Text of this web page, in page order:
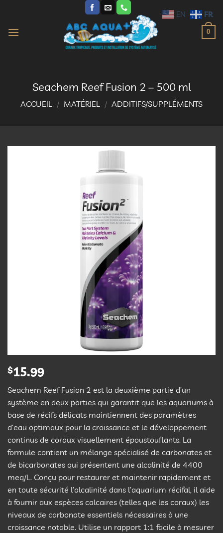
contenu
0
Seachem Reef Fusion 2 – 500 ml
ACCUEIL / MATÉRIEL / ADDITIFS/SUPPLÉMENTS
$15.99
Seachem Reef Fusion 2 est la deuxième partie d’un
système en deux parties qui garantit que les aquariums à
base de récifs délicats maintiennent des paramètres
d’eau optimaux pour la croissance et le développement
continus de coraux visuellement époustouflants. La
formule contient un mélange spécialisé de carbonates et
de bicarbonates qui présentent une alcalinité de 4400
meq/L. Conçu pour restaurer et maintenir rapidement et
en toute sécurité l’alcalinité dans l’aquarium récifal, il aide
à fournir aux espèces calcaires (telles que les coraux) les
niveaux de carbonate essentiels nécessaires à une
croissance notable. Utilise un rapport 1:1 facile à mesurer
EN FR